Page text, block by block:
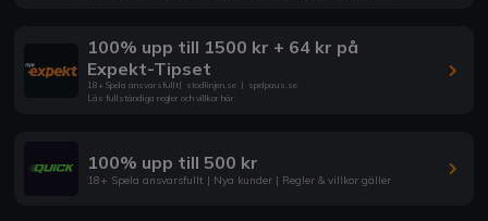
100% upp till 1500 kr + 64 kr på
Expekt-Tipset
18+ Spela ansvarsfullt| stodlinjen.se | spelpaus.se
Läs fullständiga regler och villkor här
100% upp till 500 kr
18+ Spela ansvarsfullt | Nya kunder | Regler & villkor gäller